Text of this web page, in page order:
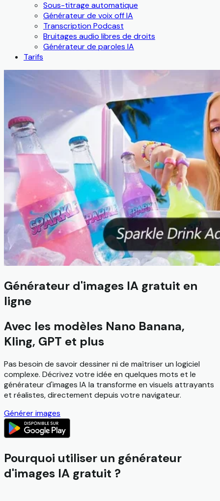
Sous-titrage automatique
Générateur de voix off IA
Transcription Podcast
Bruitages audio libres de droits
Générateur de paroles IA
Tarifs
Générateur d'images IA gratuit en
ligne
Avec les modèles Nano Banana,
Kling, GPT et plus
Pas besoin de savoir dessiner ni de maîtriser un logiciel
complexe. Décrivez votre idée en quelques mots et le
générateur d'images IA la transforme en visuels attrayants
et réalistes, directement depuis votre navigateur.
Générer images
Pourquoi utiliser un générateur
d'images IA gratuit ?